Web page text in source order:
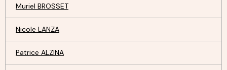
Muriel BROSSET
Nicole LANZA
Patrice ALZINA